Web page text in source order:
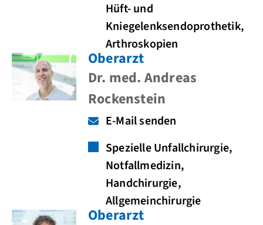
Hüft- und
Kniegelenksendoprothetik,
Arthroskopien
Oberarzt
Dr. med. Andreas
Rockenstein
E-Mail senden
Spezielle Unfallchirurgie,
Notfallmedizin,
Handchirurgie,
Allgemeinchirurgie
Oberarzt